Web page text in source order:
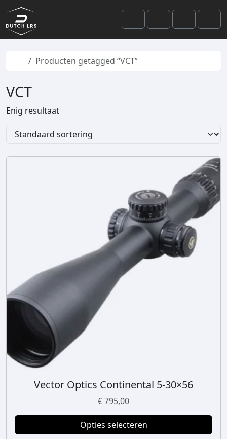
Skip to content
Skip to footer
SearchAccount
Cart
Home
Producten getagged “VCT”
VCT
Enig resultaat
Vector Optics Continental 5-30×56
€795,00
Opties selecteren
p
r